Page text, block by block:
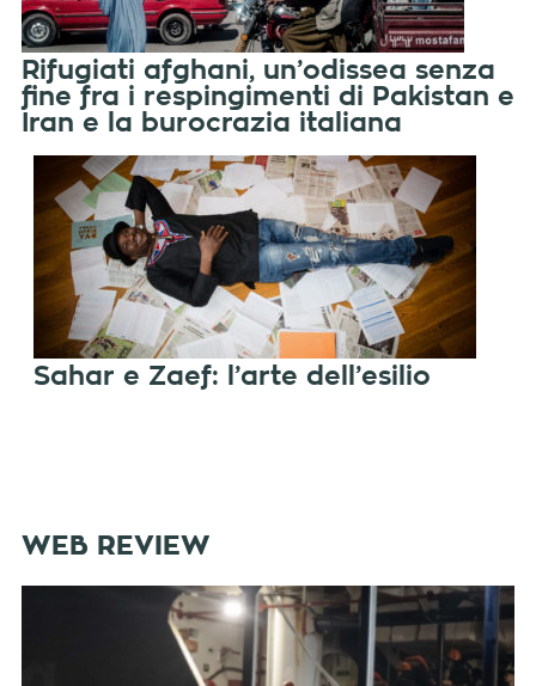
Rifugiati afghani, un’odissea senza
fine fra i respingimenti di Pakistan e
Iran e la burocrazia italiana
Sahar e Zaef: l’arte dell’esilio
WEB REVIEW